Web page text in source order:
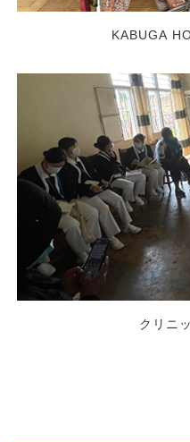
KABUGA
クリニ